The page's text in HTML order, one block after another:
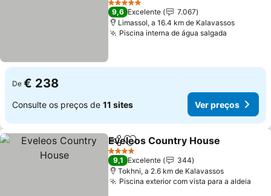
5 Estrelas
9,6 Excelente
7.067
Limassol, a 16.4 km de Kalavassos
Piscina interna de água salgada
De € 238
Consulte os preços de 11 sites Ver preços
PartilharAdicionar aos favoritos
Eveleos Country House
4 Estrelas
9,1 Excelente
344
Tokhni, a 2.6 km de Kalavassos
Piscina exterior com vista para a aldeia